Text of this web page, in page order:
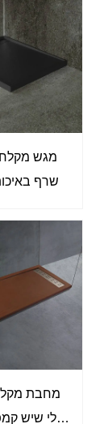
מגש
שרף
מחבת
פולי שיש